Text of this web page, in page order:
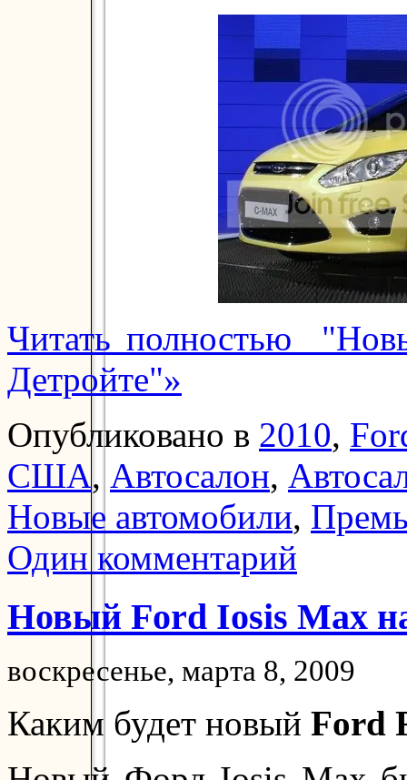
Читать полностью
Детройте"»
Опубликовано в 2010,
США, Автосалон,
Новые автомобили,
Один комментарий
Новый Ford Iosis Max
воскресенье, марта 8, 2009
Каким будет новый Ford